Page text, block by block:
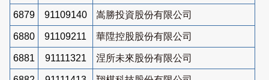
6879 91109140 嵩勝投資股份有限公司
6880 91109211 華陞控股股份有限公司
6881 91111321 涅所未來股份有限公司